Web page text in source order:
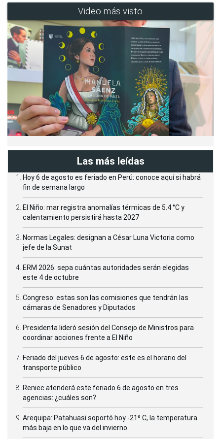
Video más visto
Las más leídas
Hoy 6 de agosto es feriado en Perú: conoce aquí si habrá
fin de semana largo
El Niño: mar registra anomalías térmicas de 5.4 °C y
calentamiento persistirá hasta 2027
Normas Legales: designan a César Luna Victoria como
jefe de la Sunat
ERM 2026: sepa cuántas autoridades serán elegidas
este 4 de octubre
Congreso: estas son las comisiones que tendrán las
cámaras de Senadores y Diputados
Presidenta lideró sesión del Consejo de Ministros para
coordinar acciones frente a El Niño
Feriado del jueves 6 de agosto: este es el horario del
transporte público
Reniec atenderá este feriado 6 de agosto en tres
agencias: ¿cuáles son?
Arequipa: Patahuasi soportó hoy -21⁰ C, la temperatura
más baja en lo que va del invierno